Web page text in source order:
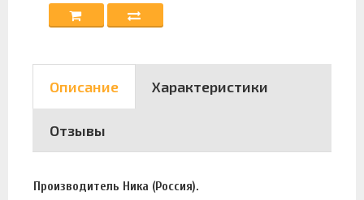
Описание Характеристики
Отзывы
Производитель Ника (Россия).